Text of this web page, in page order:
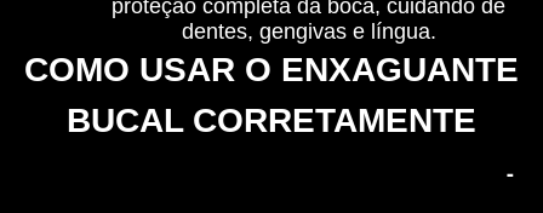
proteção completa da boca, cuidando de
dentes, gengivas e língua.
COMO USAR O ENXAGUANTE
BUCAL CORRETAMENTE